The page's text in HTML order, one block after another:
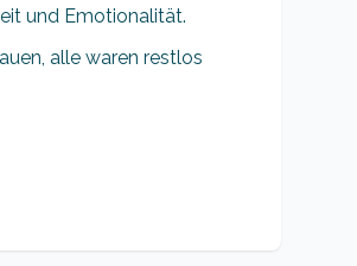
und Emotionalität.
alle waren restlos